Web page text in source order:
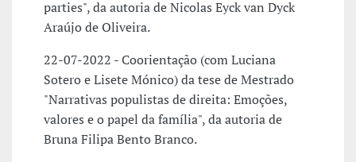
parties", da autoria de Nicolas Eyck van Dyck
Araújo de Oliveira.
22-07-2022 - Coorientação (com Luciana
Sotero e Lisete Mónico) da tese de Mestrado
"Narrativas populistas de direita: Emoções,
valores e o papel da família", da autoria de
Bruna Filipa Bento Branco.